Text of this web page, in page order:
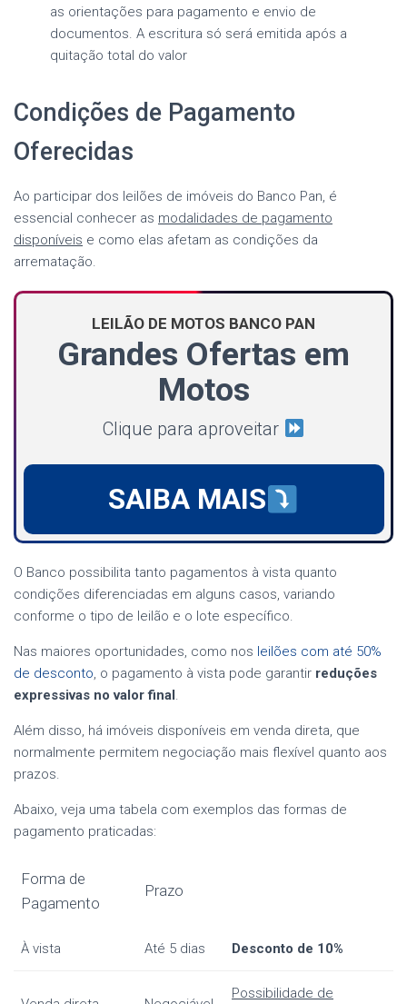
as orientações para pagamento e envio de
documentos. A escritura só será emitida após a
quitação total do valor
Condições de Pagamento
Oferecidas
Ao participar dos leilões de imóveis do Banco Pan, é
essencial conhecer as modalidades de pagamento
disponíveis e como elas afetam as condições da
arrematação.
LEILÃO DE MOTOS BANCO PAN
Grandes Ofertas em
Motos
Clique para aproveitar
SAIBA MAIS
O Banco possibilita tanto pagamentos à vista quanto
condições diferenciadas em alguns casos, variando
conforme o tipo de leilão e o lote específico.
Nas maiores oportunidades, como nos leilões com até 50%
de desconto, o pagamento à vista pode garantir reduções
expressivas no valor final .
Além disso, há imóveis disponíveis em venda direta, que
normalmente permitem negociação mais flexível quanto aos
prazos.
Abaixo, veja uma tabela com exemplos das formas de
pagamento praticadas:
Forma de
Pagamento
Prazo
À vista Até 5 dias Desconto de 10%
Possibilidade de